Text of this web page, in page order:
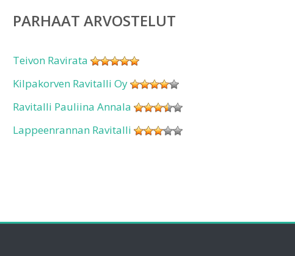
PARHAAT ARVOSTELUT
Teivon Ravirata
Kilpakorven Ravitalli Oy
Ravitalli Pauliina Annala
Lappeenrannan Ravitalli